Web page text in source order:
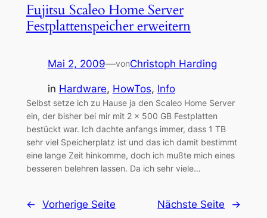
Fujitsu Scaleo Home Server
Festplattenspeicher erweitern
Mai 2, 2009—vonChristoph Harding
in Hardware, HowTos, Info
Selbst setze ich zu Hause ja den Scaleo Home Server
ein, der bisher bei mir mit 2 x 500 GB Festplatten
bestückt war. Ich dachte anfangs immer, dass 1 TB
sehr viel Speicherplatz ist und das ich damit bestimmt
eine lange Zeit hinkomme, doch ich mußte mich eines
besseren belehren lassen. Da ich sehr viele…
← Vorherige Seite Nächste Seite →